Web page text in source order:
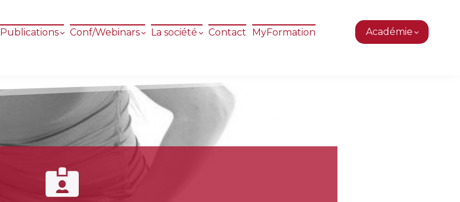
Publications Conf/Webinars La société Contact MyFormation Académie